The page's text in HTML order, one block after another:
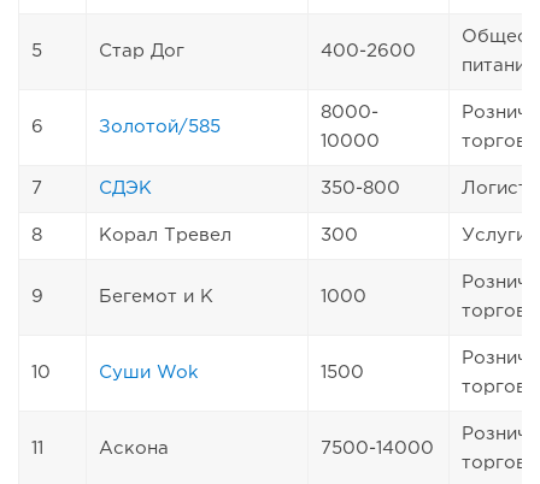
5 Стар Дог 400-2600
питание
6 Золотой/585
8000-
10000
7 СДЭК 350-800
8 Корал Тревел 300 Услуги
9 Бегемот и К 1000
10 Суши Wok 1500
Аскона 7500-14000